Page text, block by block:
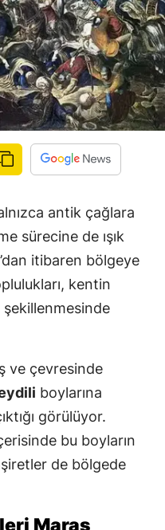
antik çağlara
sürecine de ışık
itibaren bölgeye
kentin
şekillenmesinde
ve çevresinde
boylarına
görülüyor.
bu boyların
de bölgede
Maraş